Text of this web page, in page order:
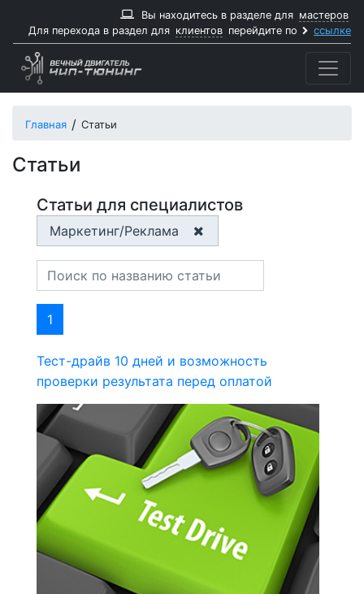
Вы находитесь в разделе для мастеров
Для перехода в раздел для клиентов перейдите по ссылке
Главная Статьи
Статьи
Статьи для специалистов
Маркетинг/Реклама
1
Тест-драйв 10 дней и возможность
проверки результата перед оплатой